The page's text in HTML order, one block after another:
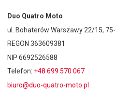
Duo Quatro Moto
ul. Bohaterów Warszawy 22/15,
REGON 363609381
NIP 6692526588
Telefon: +48 699 570 067
biuro@duo-quatro-moto.pl